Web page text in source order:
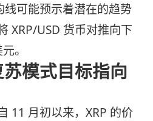
可能预示着潜在的趋势
XRP/USD 货币对推向下
。
模式目标指向
11 月初以来，XRP 的价